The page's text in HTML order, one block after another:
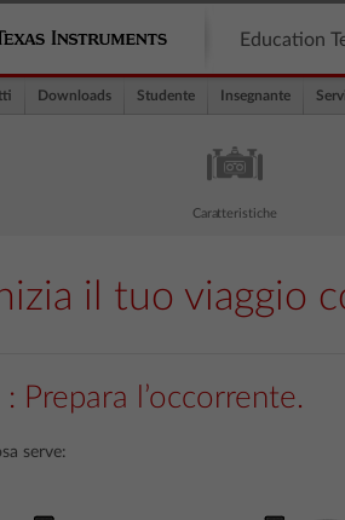
Education
Downloads Studente Insegnante
Caratteristiche
il tuo viaggio
: Prepara l’occorrente.
serve: